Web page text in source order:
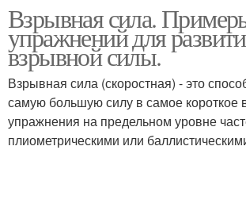
Взрывная сила.
упражнений для
взрывной силы.
Взрывная сила (скоростная) - это
самую большую силу в самое
упражнения на предельном уровне
плиометрическими или